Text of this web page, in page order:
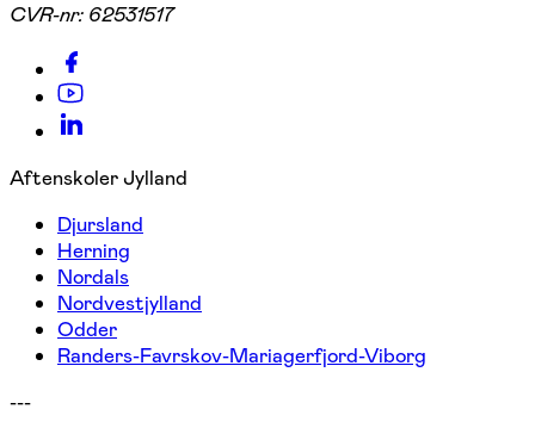
CVR-nr: 62531517
Aftenskoler Jylland
Djursland
Herning
Nordals
Nordvestjylland
Odder
Randers-Favrskov-Mariagerfjord-Viborg
---